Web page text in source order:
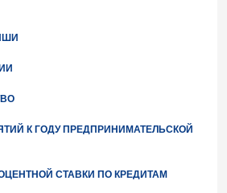
К ГОДУ ПРЕДПРИНИМАТЕЛЬСКОЙ
СТАВКИ ПО КРЕДИТАМ